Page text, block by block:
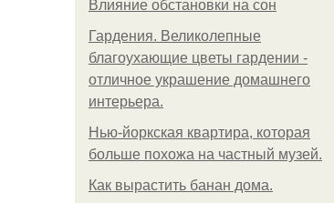
Влияние обстановки на сон
Гардения. Великолепные
благоухающие цветы гардении -
отличное украшение домашнего
интерьера.
Нью-йоркская квартира, которая
больше похожа на частный музей.
Как вырастить банан дома.